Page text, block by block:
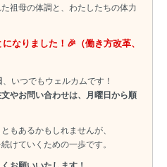
祖母の体調と、わたしたちの体力
なりました！🎉（働き方改革、
、いつでもウェルカムです！
やお問い合わせは、月曜日から順
もあるかもしれませんが、
けていくための一歩です。